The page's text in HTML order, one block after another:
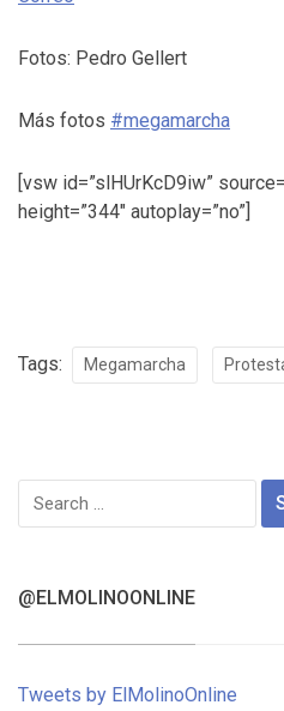
Fotos: Pedro Gellert
Más fotos #megamarcha
[vsw id=”slHUrKcD9iw”
height=”344″ autoplay=”no”]
Tags: Megamarcha
Search
for:
@ELMOLINOONLINE
Tweets by ElMolinoOnline